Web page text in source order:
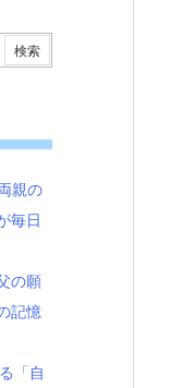
親の
毎日
の願
記憶
「自